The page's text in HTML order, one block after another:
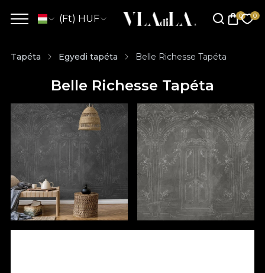
(Ft) HUF
Tapéta Egyedi tapéta Belle Richesse Tapéta
Belle Richesse Tapéta